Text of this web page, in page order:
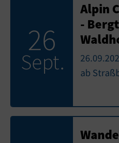
26
Sept.
Alpin
-
ab